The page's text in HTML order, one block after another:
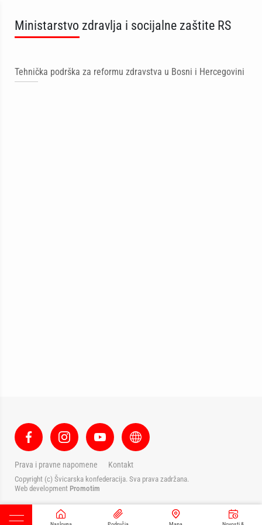
Ministarstvo zdravlja i socijalne zaštite RS
Tehnička podrška za reformu zdravstva u Bosni i Hercegovini
Prava i pravne napomene Kontakt
Copyright (c) Švicarska konfederacija. Sva prava zadržana.
Web development Promotim